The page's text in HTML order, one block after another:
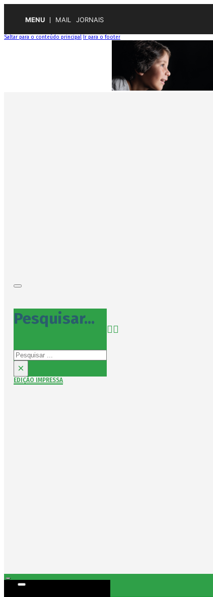
MENU MAIL JORNAIS
Saltar para o conteúdo principal Ir para o footer
Pesquisar...
Pesquisar
×
EDIÇÃO IMPRESSA